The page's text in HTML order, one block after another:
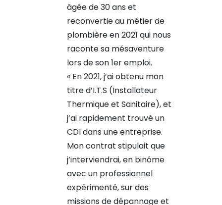
âgée de 30 ans et
reconvertie au métier de
plombière en 2021 qui nous
raconte sa mésaventure
lors de son 1er emploi.
« En 2021, j’ai obtenu mon
titre d’I.T.S (Installateur
Thermique et Sanitaire), et
j’ai rapidement trouvé un
CDI dans une entreprise.
Mon contrat stipulait que
j’interviendrai, en binôme
avec un professionnel
expérimenté, sur des
missions de dépannage et